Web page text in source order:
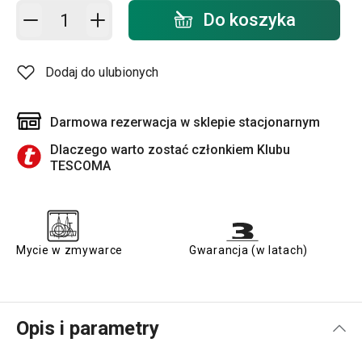
Dodaj do koszyka - ilość Do koszyka
Dodaj do ulubionych
Darmowa rezerwacja w sklepie stacjonarnym
Dlaczego warto zostać członkiem Klubu
TESCOMA
Mycie w zmywarce Gwarancja (w latach)
Opis i parametry